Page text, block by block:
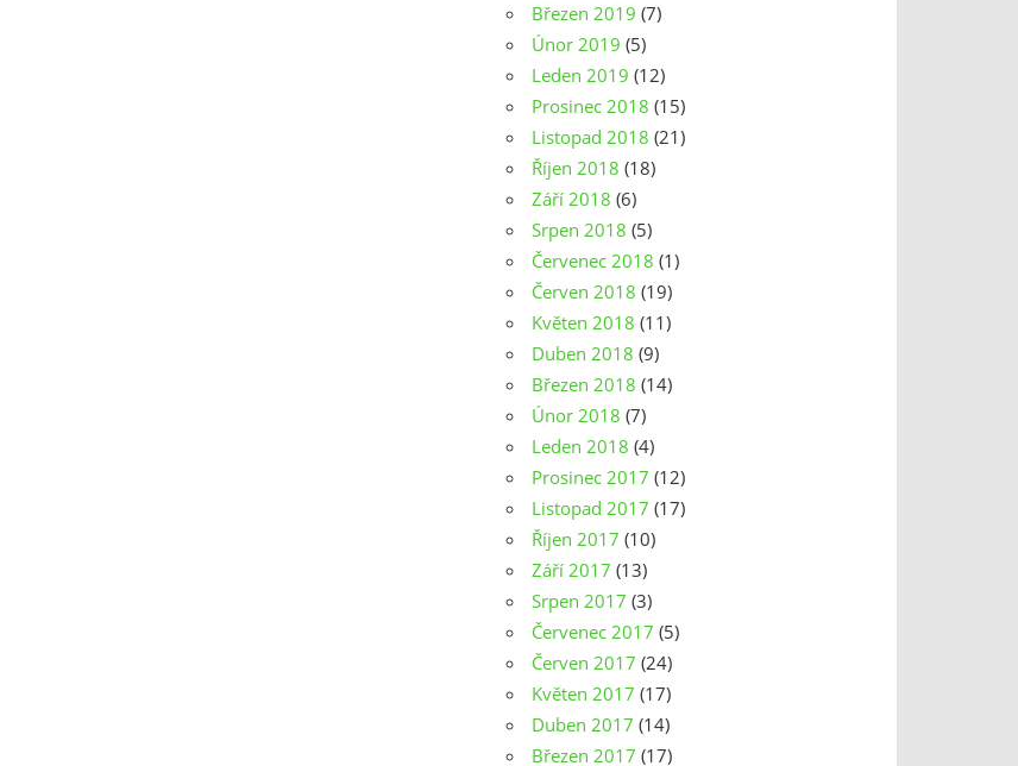
Březen 2019 (7)
Únor 2019 (5)
Leden 2019 (12)
Prosinec 2018 (15)
Listopad 2018 (21)
Říjen 2018 (18)
Září 2018 (6)
Srpen 2018 (5)
Červenec 2018 (1)
Červen 2018 (19)
Květen 2018 (11)
Duben 2018 (9)
Březen 2018 (14)
Únor 2018 (7)
Leden 2018 (4)
Prosinec 2017 (12)
Listopad 2017 (17)
Říjen 2017 (10)
Září 2017 (13)
Srpen 2017 (3)
Červenec 2017 (5)
Červen 2017 (24)
Květen 2017 (17)
Duben 2017 (14)
Březen 2017 (17)